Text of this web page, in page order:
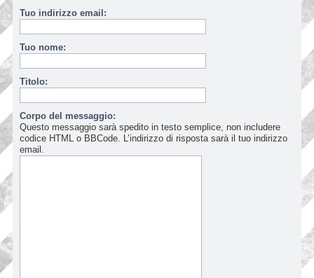
Tuo indirizzo email:
Tuo nome:
Titolo:
Corpo del messaggio:
Questo messaggio sarà spedito in testo semplice, non includere
codice HTML o BBCode. L’indirizzo di risposta sarà il tuo indirizzo
email.